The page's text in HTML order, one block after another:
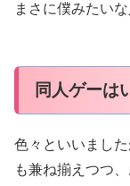
まさに僕みたい
同人ゲーは
色々といいまし
も兼ね揃えつつ